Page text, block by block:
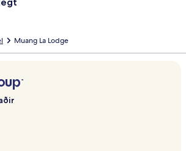
Muang La Lodge